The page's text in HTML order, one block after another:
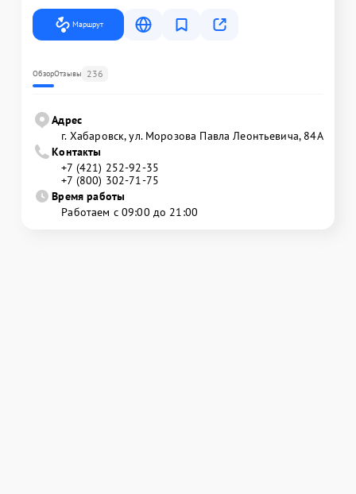
Маршрут
ОбзорОтзывы 236
Адрес
г. Хабаровск, ул. Морозова Павла Леонтьевича, 84А
Контакты
+7 (421) 252-92-35
+7 (800) 302-71-75
Время работы
Работаем с 09:00 до 21:00